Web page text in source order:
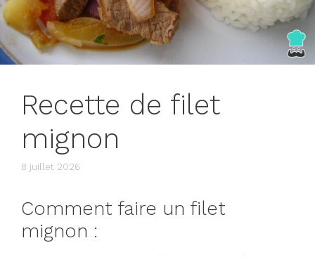
Recette de filet
mignon
8 juillet 2026
Comment faire un filet
mignon :